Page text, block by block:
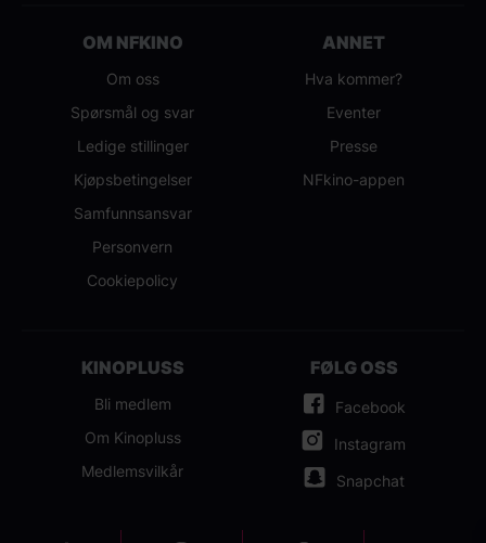
OM NFKINO
Om oss
Spørsmål og svar
Ledige stillinger
Kjøpsbetingelser
Samfunnsansvar
Personvern
Cookiepolicy
ANNET
Hva kommer?
Eventer
Presse
NFkino-appen
KINOPLUSS
Bli medlem
Om Kinopluss
Medlemsvilkår
FØLG OSS
Facebook
Instagram
Snapchat